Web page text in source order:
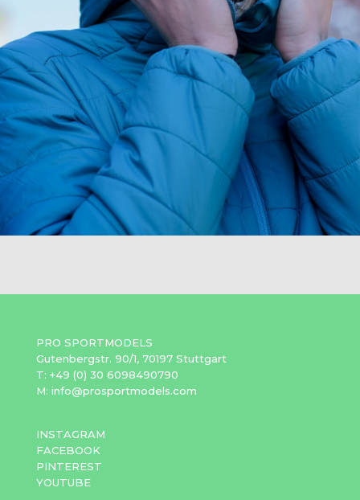
PRO SPORTMODELS
Gutenbergstr. 90/1, 70197 Stuttgart
T: +49 (0) 30 6098490790
M: info@prosportmodels.com
INSTAGRAM
FACEBOOK
PINTEREST
YOUTUBE